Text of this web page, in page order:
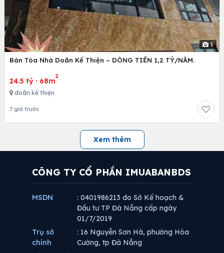
5
Bán Tòa Nhà Doãn Kế Thiện – DÒNG TIỀN 1,2 TỶ/NĂM.
24.5 tỷ · 68m
2
doãn kế thiện
7 giờ trước
Xem thêm
CÔNG TY CỔ PHẦN IMUABANBDS
MSDN
: 0401986213 do Sở Kế hoạch &
Đầu tư TP Đà Nẵng cấp ngày
01/7/2019
Trụ sở
chính
: 16 Nguyễn Sơn Hà, phường Hòa
Cường, tp Đà Nẵng